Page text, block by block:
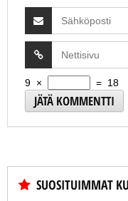
9 × = 18
SUOSITUIMMAT